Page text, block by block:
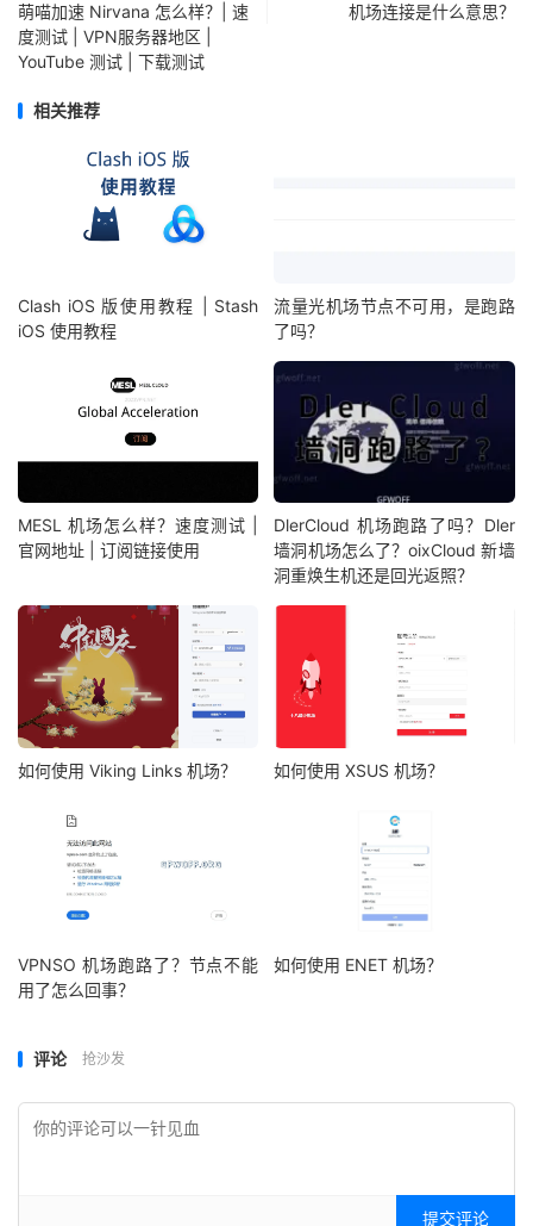
萌喵加速 Nirvana 怎么样？| 速
度测试 | VPN服务器地区 |
YouTube 测试 | 下载测试
机场连接是什么意思？
相关推荐
Clash iOS 版使用教程 | Stash
iOS 使用教程
流量光机场节点不可用，是跑路
了吗？
MESL 机场怎么样？速度测试 |
官网地址 | 订阅链接使用
DlerCloud 机场跑路了吗？Dler
墙洞机场怎么了？oixCloud 新墙
洞重焕生机还是回光返照？
如何使用 Viking Links 机场？ 如何使用 XSUS 机场？
VPNSO 机场跑路了？节点不能
用了怎么回事？
如何使用 ENET 机场？
评论 抢沙发
提交评论